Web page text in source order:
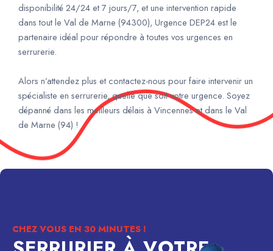
disponibilité 24/24 et 7 jours/7, et une intervention rapide
dans tout le Val de Marne (94300), Urgence DEP24 est le
partenaire idéal pour répondre à toutes vos urgences en
serrurerie.
Alors n’attendez plus et contactez-nous pour faire intervenir un
spécialiste en serrurerie, quelle que soit votre urgence. Soyez
dépanné dans les meilleurs délais à Vincennes et dans le Val
de Marne (94) !
CHEZ VOUS EN 30 MINUTES !